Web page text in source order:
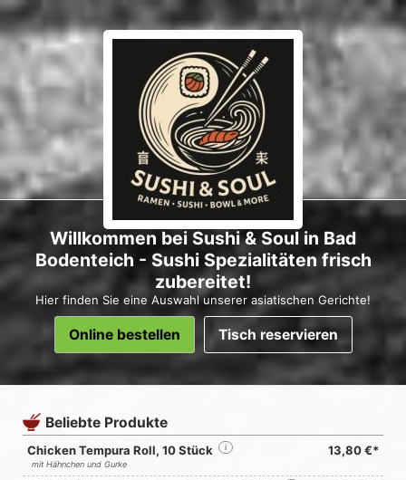
Willkommen bei Sushi & Soul in Bad
Bodenteich - Sushi Spezialitäten frisch
zubereitet!
Hier finden Sie eine Auswahl unserer asiatischen Gerichte!
Online bestellen Tisch reservieren
Beliebte Produkte
Chicken Tempura Roll, 10 Stück i 13,80 €*
mit Hähnchen und Gurke